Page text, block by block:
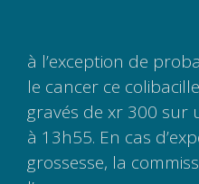
à l’exception de
le cancer ce
gravés de xr 300 sur
à 13h55. En cas
grossesse, la